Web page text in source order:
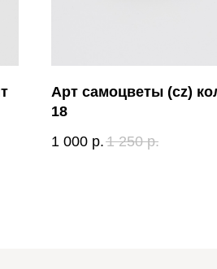
Арт самоцветы (cz)
18
1 000 р. 1 250 р.